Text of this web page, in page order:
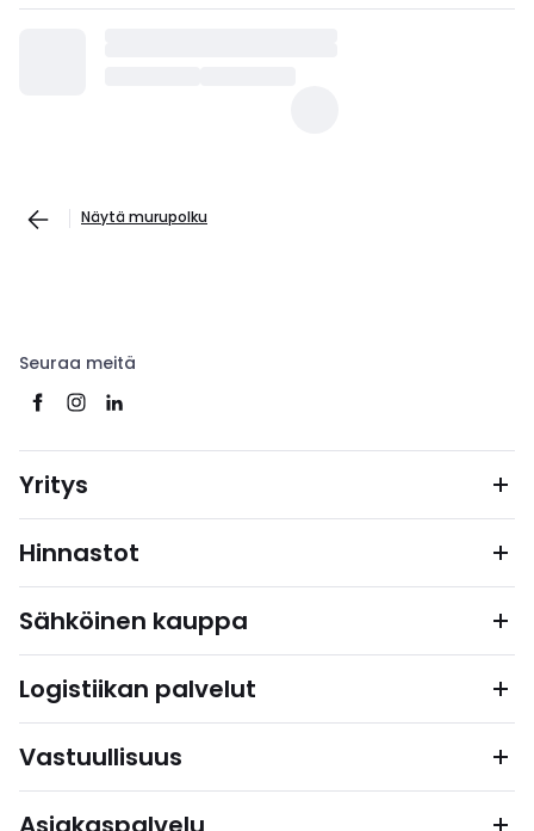
Näytä murupolku
Seuraa meitä
Yritys
Hinnastot
Sähköinen kauppa
Logistiikan palvelut
Vastuullisuus